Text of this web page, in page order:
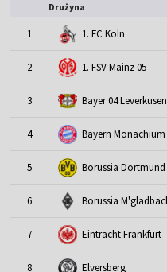
Drużyna
1 1. FC Koln
2 1. FSV Mainz 05
3 Bayer 04 Leverkusen
4 Bayern Monachium
5 Borussia Dortmund
6 Borussia
7 Eintracht Frankfurt
8 Elversberg